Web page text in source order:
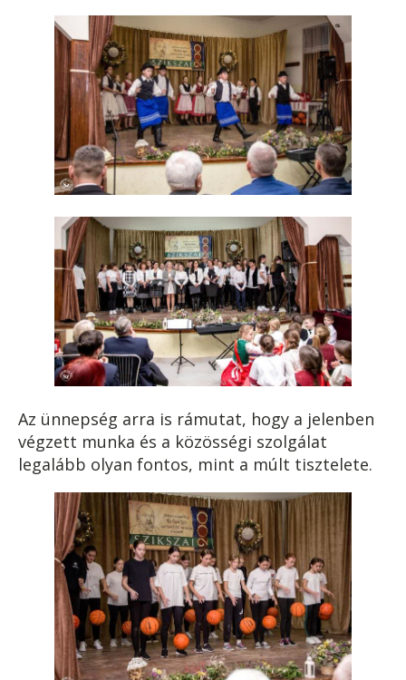
Az ünnepség arra is rámutat, hogy a jelenben
végzett munka és a közösségi szolgálat
legalább olyan fontos, mint a múlt tisztelete.